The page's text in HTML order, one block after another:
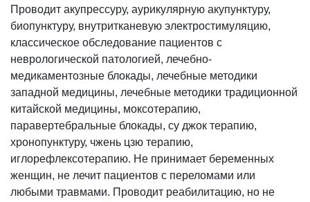
Проводит акупрессуру, аурикулярную акупунктуру,
биопунктуру, внутритканевую электростимуляцию,
классическое обследование пациентов с
неврологической патологией, лечебно-
медикаментозные блокады, лечебные методики
западной медицины, лечебные методики традиционной
китайской медицины, моксотерапию,
паравертебральные блокады, су джок терапию,
хронопунктуру, чжень цзю терапию,
иглорефлексотерапию. Не принимает беременных
женщин, не лечит пациентов с переломами или
любыми травмами. Проводит реабилитацию, но не